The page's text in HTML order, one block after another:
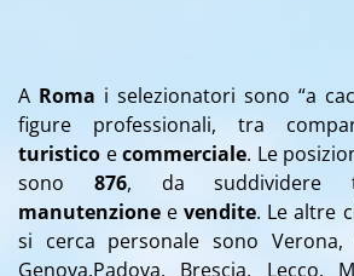
A Roma i selezionatori sono “a
figure professionali, tra
turistico ecommerciale. Le
sono 876, da
manutenzione evendite. Le altre
si cerca personale sono Verona,
Genova,Padova, Brescia, Lecco,